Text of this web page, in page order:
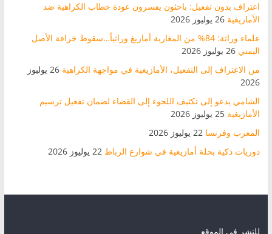
اعتراف بدون تفعيل: باحثون يفسرون عودة خطاب الكراهية ضد
الأمازيغية 26 يوليوز 2026
علماء وراثة: 84% من المغاربة أمازيغ وراثياً…سقوط خرافة الأصل
اليمني 26 يوليوز 2026
من الاعتراف إلى التفعيل، الأمازيغية في مواجهة الكراهية
26 يوليوز
2026
الشامي يدعو إلى تكثيف اللجوء إلى القضاء لضمان تفعيل ترسيم
الأمازيغية 25 يوليوز 2026
المغرب وفرنسا 22 يوليوز 2026
دوريات ذكية بحلة أمازيغية في شوارع الرباط 22 يوليوز 2026
للنشر في الموقع